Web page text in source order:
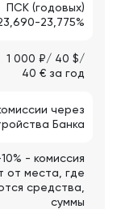
ПСК (годовых)
23,775%
1 000 ₽/ 40 $/
40 € за год
через
Банка
- комиссия
от места, где
средства,
суммы